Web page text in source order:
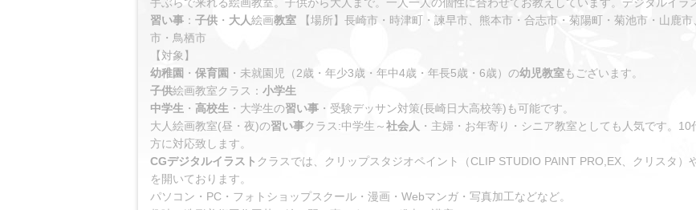
習い事 ： 子供 ・ 大人絵画教室 【場所】長崎市・時津町・諫早市、熊本市・合志市・菊陽町・菊池市・山鹿
市・鳥栖市
【対象】
幼稚園 ・ 保育園 ・未就園児（2歳・年少3歳・年中4歳・年長5歳・6歳）の幼児教室もございます。
子供絵画教室クラス： 小学生
中学生 ・ 高校生 ・大学生の習い事 ・受験デッサン対策(長崎日大高校等)も可能です。
大人絵画教室(昼・夜)の習い事クラス:中学生～社会人 ・主婦・お年寄り・シニア教室としても人気です。
方に対応致します。
CGデジタルイラスト クラスでは、クリップスタジオペイント（CLIP STUDIO PAINT PRO,EX、クリスタ
を開いております。
パソコン・PC・フォトショップスクール・漫画・Webマンガ・写真加工などなど。